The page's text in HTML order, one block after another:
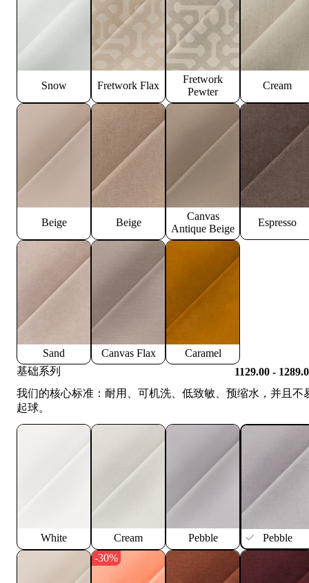
Snow Fretwork Flax
Fretwork
Pewter
Cream
Beige Beige
Canvas
Antique Beige
Espresso
Sand Canvas Flax
Caramel
基础系列
1129.00 -
我们的核心标准：耐用、可机洗、低致敏、预缩水，并且不
起球。
White Cream Pebble Pebble
-30%